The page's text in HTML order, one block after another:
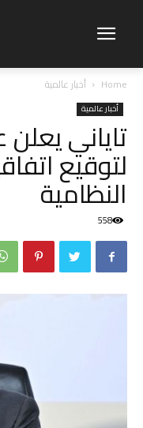
Home أخبار عالمية
أخبار عالمية
تاياني
لتوقيع
النظامية
558